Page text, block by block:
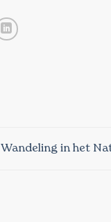
Wandeling in het